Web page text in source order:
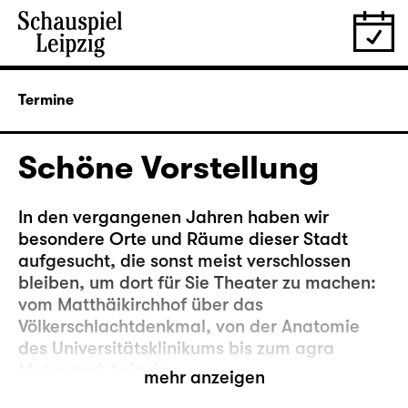
Termine
Schöne Vorstellung
In den vergangenen Jahren haben wir
besondere Orte und Räume dieser Stadt
aufgesucht, die sonst meist verschlossen
bleiben, um dort für Sie Theater zu machen:
vom Matthäikirchhof über das
Völkerschlachtdenkmal, von der Anatomie
des Universitätsklinikums bis zum agra
Messepark Leipzig.
Nun kehren wir noch mal zurück an einen
mehr anzeigen